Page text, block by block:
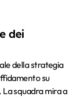
dei
della strategia
su
squadra mira a